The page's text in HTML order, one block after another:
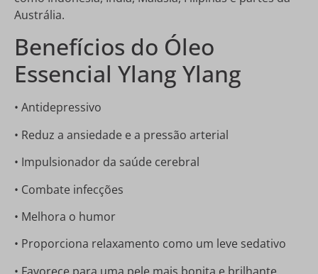
Austrália.
Benefícios do Óleo
Essencial Ylang Ylang
• Antidepressivo
• Reduz a ansiedade e a pressão arterial
• Impulsionador da saúde cerebral
• Combate infecções
• Melhora o humor
• Proporciona relaxamento como um leve sedativo